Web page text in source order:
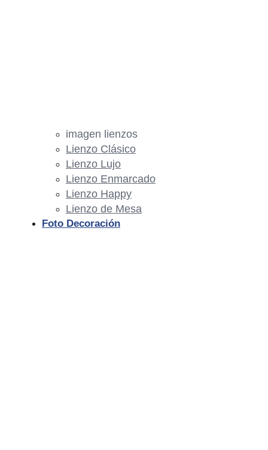
imagen lienzos
Lienzo Clásico
Lienzo Lujo
Lienzo Enmarcado
Lienzo Happy
Lienzo de Mesa
Foto Decoración